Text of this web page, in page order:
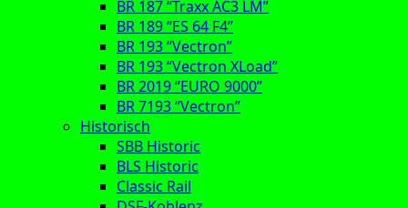
BR 187 “Traxx AC3 LM”
BR 189 “ES 64 F4”
BR 193 “Vectron”
BR 193 “Vectron XLoad”
BR 2019 “EURO 9000”
BR 7193 “Vectron”
Historisch
SBB Historic
BLS Historic
Classic Rail